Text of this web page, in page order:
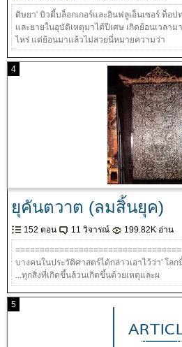
ดิษยา' บิวตี้บล็อกเกอร์และอินฟลูเอ็นเซอร์ ท็อป
และยายในอุบัติเหตุมาได้ปีเศษ เกิดย้อนเวลาม
ไหร่ แต่ย้อนมาแล้วไม่สวยนี่หมายความว่า
4
ยุคันตวาต (ลมสิ้นยุค)
152 ตอน 11 วิจารณ์ 199.82K อ่าน
บางคนในประวัติศาสตร์ได้กล่าวเอาไว้ว่า' โล
...ทุกสิ่งที่เกิดขึ้นล้วนเกิดขึ้นด้วยเหตุและผ
5